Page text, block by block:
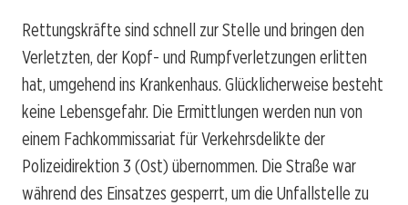
Rettungskräfte sind schnell zur Stelle und bringen den
Verletzten, der Kopf- und Rumpfverletzungen erlitten
hat, umgehend ins Krankenhaus. Glücklicherweise besteht
keine Lebensgefahr. Die Ermittlungen werden nun von
einem Fachkommissariat für Verkehrsdelikte der
Polizeidirektion 3 (Ost) übernommen. Die Straße war
während des Einsatzes gesperrt, um die Unfallstelle zu